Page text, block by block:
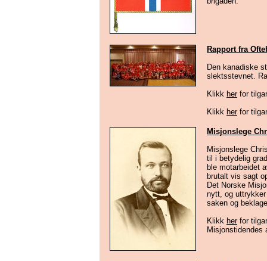
Rapport fra
Den kanadiske
slektsstevnet.
Klikk herfor
Klikk herfor
Misjonslege
Misjonslege
til i betydelig
ble motarbeidet
brutalt vis sagt
Det Norske
nytt, og
saken og
Klikk herfor
Misjonstidendes